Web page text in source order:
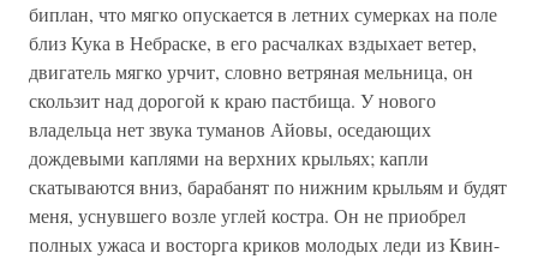
биплан, что мягко опускается в летних сумерках на поле
близ Кука в Небраске, в его расчалках вздыхает ветер,
двигатель мягко урчит, словно ветряная мельница, он
скользит над дорогой к краю пастбища. У нового
владельца нет звука туманов Айовы, оседающих
дождевыми каплями на верхних крыльях; капли
скатываются вниз, барабанят по нижним крыльям и будят
меня, уснувшего возле углей костра. Он не приобрел
полных ужаса и восторга криков молодых леди из Квин-